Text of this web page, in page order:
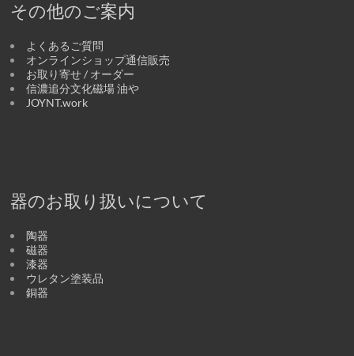
その他のご案内
よくあるご質問
オンラインショップ通信販売
お取り寄せ / オーダー
信濃追分文化磁場 油や
JOYNT.work
器のお取り扱いについて
陶器
磁器
漆器
ウレタン塗装品
銅器